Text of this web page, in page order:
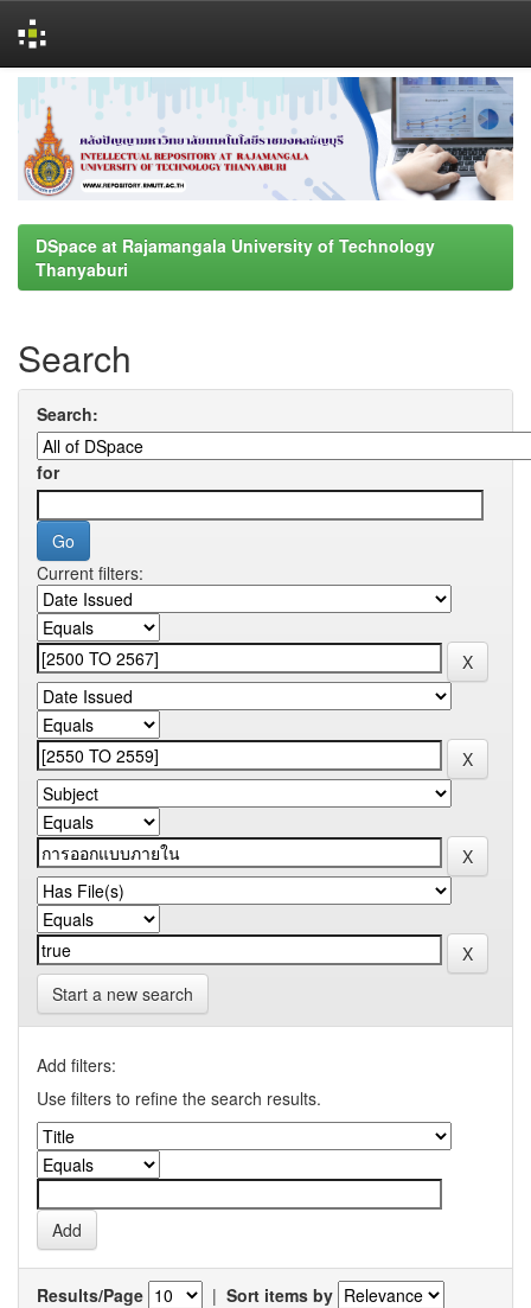
navigation
DSpace at Rajamangala University of Technology
Thanyaburi
Search
Search:
for
Current filters:
Start a new search
Add filters:
Use filters to refine the search results.
Results/Page | Sort items by